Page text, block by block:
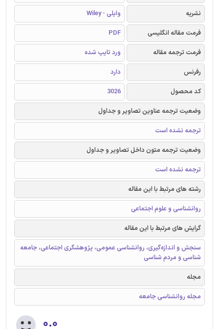
نشریه
وایلی - Wiley
فرمت مقاله انگلیسی
PDF
فرمت ترجمه مقاله
ورد تایپ شده
رفرنس
دارد
کد محصول
3026
وضعیت ترجمه عناوین تصاویر و جداول
ترجمه نشده است
وضعیت ترجمه متون داخل تصاویر و جداول
ترجمه نشده است
رشته های مرتبط با این مقاله
روانشناسی و علوم اجتماعی
گرایش های مرتبط با این مقاله
سنجش و اندازه‌گیری، روانشناسی عمومی، پژوهشگری‌ اجتماعی، جامعه
شناسی و مردم شناسی
مجله
مجله روانشناسی جامعه
۰.۰